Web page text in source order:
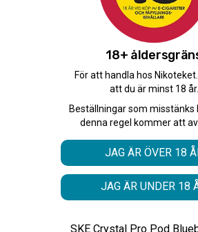
10-PACK
+
-
Snabba leveranser med
Beställningar innan
Leverans 1-3
SKE Crystal Pro Pod
18+
För att handla hos
att du är minst 18 år.
Beställningar som misstänks
denna regel kommer att
JAG ÄR ÖVER 18
JAG ÄR UNDER 18